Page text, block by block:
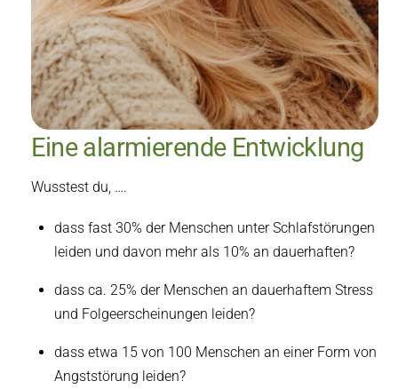
Eine alarmierende Entwicklung
Wusstest du, ….
dass fast 30% der Menschen unter Schlafstörungen
leiden und davon mehr als 10% an dauerhaften?
dass ca. 25% der Menschen an dauerhaftem Stress
und Folgeerscheinungen leiden?
dass etwa 15 von 100 Menschen an einer Form von
Angststörung leiden?